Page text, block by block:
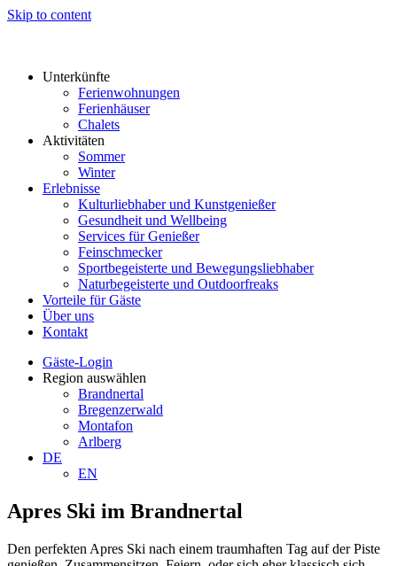
Skip to content
Unterkünfte
Ferienwohnungen
Ferienhäuser
Chalets
Aktivitäten
Sommer
Winter
Erlebnisse
Kulturliebhaber und Kunstgenießer
Gesundheit und Wellbeing
Services für Genießer
Feinschmecker
Sportbegeisterte und Bewegungsliebhaber
Naturbegeisterte und Outdoorfreaks
Vorteile für Gäste
Über uns
Kontakt
Gäste-Login
Region auswählen
Brandnertal
Bregenzerwald
Montafon
Arlberg
DE
EN
Apres Ski im Brandnertal
Den perfekten Apres Ski nach einem traumhaften Tag auf der Piste